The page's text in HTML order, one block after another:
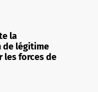
la
de légitime
les forces de